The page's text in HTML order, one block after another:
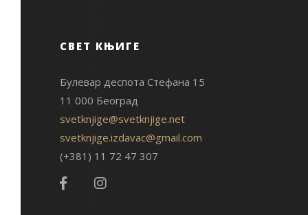
СВЕТ КЊИГЕ
Булевар деспота Стефана 15
11 000 Београд
svetknjige@svetknjige.net
svetknjige.izdavac@gmail.com
(+381) 11 72 47 307